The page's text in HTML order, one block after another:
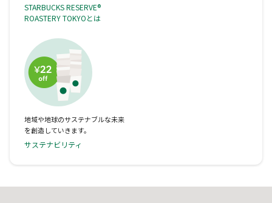
STARBUCKS RESERVE®
ROASTERY TOKYOとは
地域や地球のサステナブルな未来
を創造していきます。
サステナビリティ